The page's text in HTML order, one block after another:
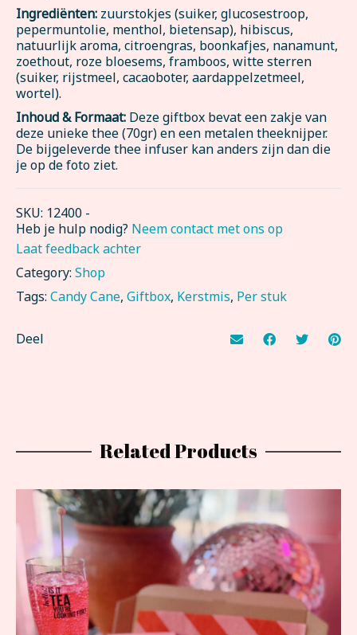
Ingrediënten: zuurstokjes (suiker, glucosestroop,
pepermuntolie, menthol, bietensap), hibiscus,
natuurlijk aroma, citroengras, boonkafjes, nanamunt,
zoethout, roze bloesems, framboos, witte sterren
(suiker, rijstmeel, cacaoboter, aardappelzetmeel,
wortel).
Inhoud & Formaat: Deze giftbox bevat een zakje van
deze unieke thee (70gr) en een metalen theeknijper.
De bijgeleverde thee infuser kan anders zijn dan die
je op de foto ziet.
SKU: 12400 -
Heb je hulp nodig? Neem contact met ons op
Laat feedback achter
Category: Shop
Tags: Candy Cane, Giftbox, Kerstmis, Per stuk
Deel
Related Products